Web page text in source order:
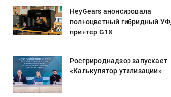
HeyGears анонсировала
полноцветный гибридный
принтер G1X
Росприроднадзор запускает
«Калькулятор утилизации»